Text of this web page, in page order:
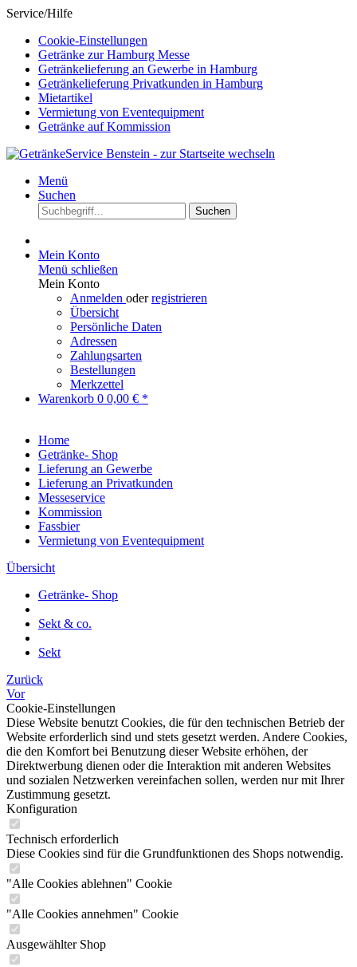
Service/Hilfe
Cookie-Einstellungen
Getränke zur Hamburg Messe
Getränkelieferung an Gewerbe in Hamburg
Getränkelieferung Privatkunden in Hamburg
Mietartikel
Vermietung von Eventequipment
Getränke auf Kommission
Menü
Suchen
Suchen
Mein Konto
Menü schließen
Mein Konto
Anmelden oderregistrieren
Übersicht
Persönliche Daten
Adressen
Zahlungsarten
Bestellungen
Merkzettel
Warenkorb 0 0,00 € *
Home
Getränke- Shop
Lieferung an Gewerbe
Lieferung an Privatkunden
Messeservice
Kommission
Fassbier
Vermietung von Eventequipment
Übersicht
Getränke- Shop
Sekt & co.
Sekt
Zurück
Vor
Cookie-Einstellungen
Diese Website benutzt Cookies, die für den technischen Betrieb der
Website erforderlich sind und stets gesetzt werden. Andere Cookies,
die den Komfort bei Benutzung dieser Website erhöhen, der
Direktwerbung dienen oder die Interaktion mit anderen Websites
und sozialen Netzwerken vereinfachen sollen, werden nur mit Ihrer
Zustimmung gesetzt.
Konfiguration
Technisch erforderlich
Diese Cookies sind für die Grundfunktionen des Shops notwendig.
"Alle Cookies ablehnen" Cookie
"Alle Cookies annehmen" Cookie
Ausgewählter Shop